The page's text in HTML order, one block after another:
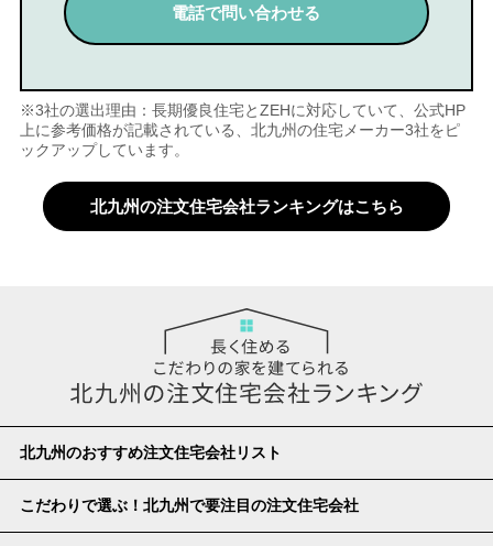
電話で問い合わせる
※3社の選出理由：長期優良住宅とZEHに対応していて、公式HP
上に参考価格が記載されている、北九州の住宅メーカー3社をピ
ックアップしています。
北九州の注文住宅会社ランキングはこちら
北九州のおすすめ注文住宅会社リスト
こだわりで選ぶ！北九州で要注目の注文住宅会社